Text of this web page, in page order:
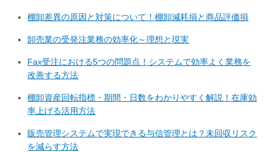
棚卸差異の原因と対策について！棚卸減耗損と商品評価損
卸売業の受発注業務の効率化～理想と現実
Fax受注における5つの問題点！システムで効率よく業務を
改善する方法
棚卸資産回転指標・期間・日数をわかりやすく解説！在庫効
率上げる活用方法
販売管理システムで実現できる与信管理とは？未回収リスク
を減らす方法